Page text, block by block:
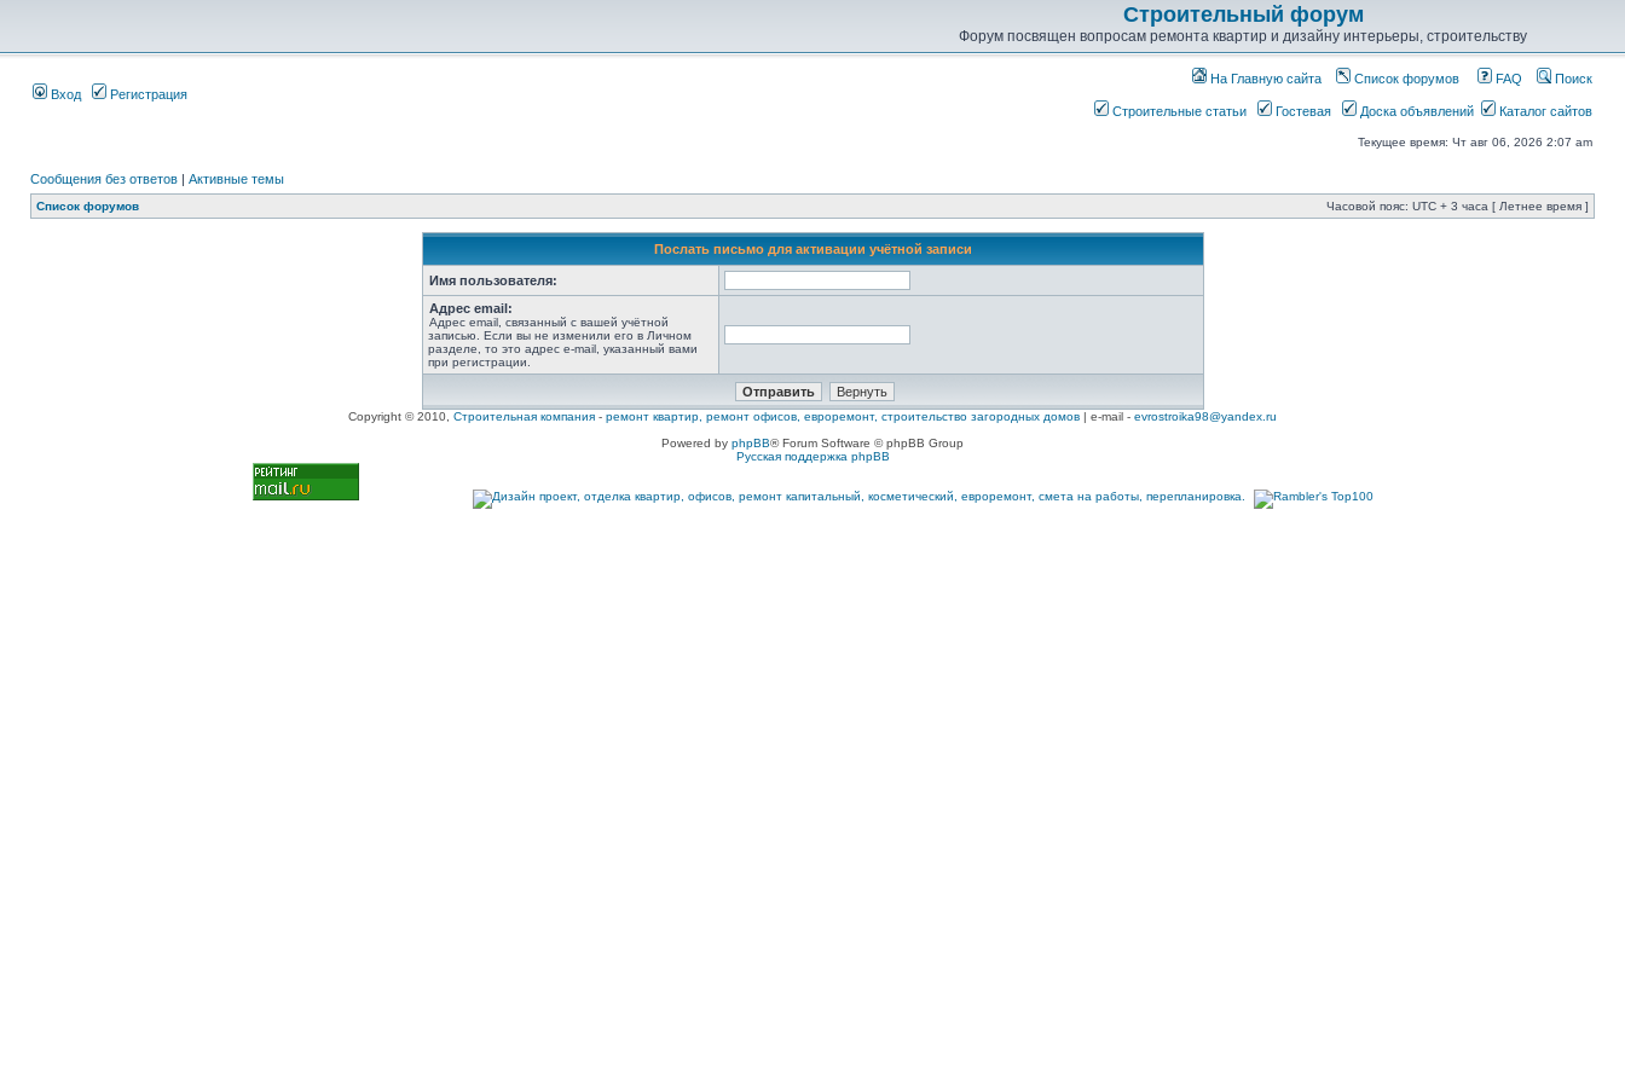
Строительный форум
Форум посвящен вопросам ремонта квартир и дизайну интерьеры, строительству
Вход Регистрация
На Главную сайта Список форумов FAQ Поиск
Строительные статьи Гостевая Доска объявлений Каталог сайтов
Текущее время: Чт авг 06, 2026 2:07 am
Сообщения без ответов | Активные темы
Список форумов Часовой пояс: UTC + 3 часа [ Летнее время ]
Послать письмо для активации учётной записи
Имя пользователя:
Адрес email:
Адрес email, связанный с вашей учётной
записью. Если вы не изменили его в Личном
разделе, то это адрес e-mail, указанный вами
при регистрации.
Copyright © 2010, Строительная компания - ремонт квартир, ремонт офисов, евроремонт, строительство загородных домов | e-mail - evrostroika98@yandex.ru
Powered by phpBB® Forum Software © phpBB Group
Русская поддержка phpBB